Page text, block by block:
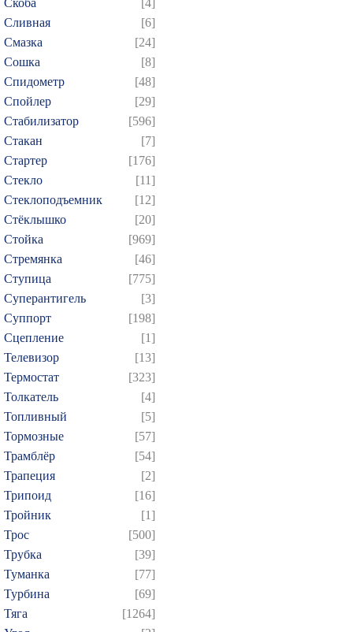
Скоба
[4]
Сливная
[6]
Смазка
[24]
Сошка
[8]
Спидометр
[48]
Спойлер
[29]
Стабилизатор
[596]
Стакан
[7]
Стартер
[176]
Стекло
[11]
Стеклоподъемник
[12]
Стёклышко
[20]
Стойка
[969]
Стремянка
[46]
Ступица
[775]
Суперантигель
[3]
Суппорт
[198]
Сцепление
[1]
Телевизор
[13]
Термостат
[323]
Толкатель
[4]
Топливный
[5]
Тормозные
[57]
Трамблёр
[54]
Трапеция
[2]
Трипоид
[16]
Тройник
[1]
Трос
[500]
Трубка
[39]
Туманка
[77]
Турбина
[69]
Тяга
[1264]